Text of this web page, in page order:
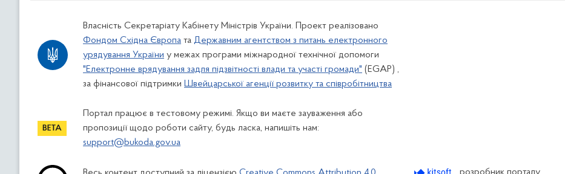
Власність Секретаріату Кабінету Міністрів України. Проект реалізовано
Фондом Східна Європа та Державним агентством з питань електронного
урядування України у межах програми міжнародної технічної допомоги
"Електронне врядування задля підзвітності влади та участі громади" (EGAP) ,
за фінансової підтримки Швейцарської агенції розвитку та співробітництва
Портал працює в тестовому режимі. Якщо ви маєте зауваження або
пропозиції щодо роботи сайту, будь ласка, напишіть нам:
support@bukoda.gov.ua